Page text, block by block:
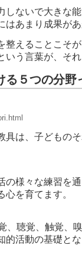
しないで大きな
あまり成果が
整えることこそ
う言葉が、それ
５つの分野
具は、子どもの
の様々な練習を
を育てます。
、聴覚、触覚、
的活動の基礎と